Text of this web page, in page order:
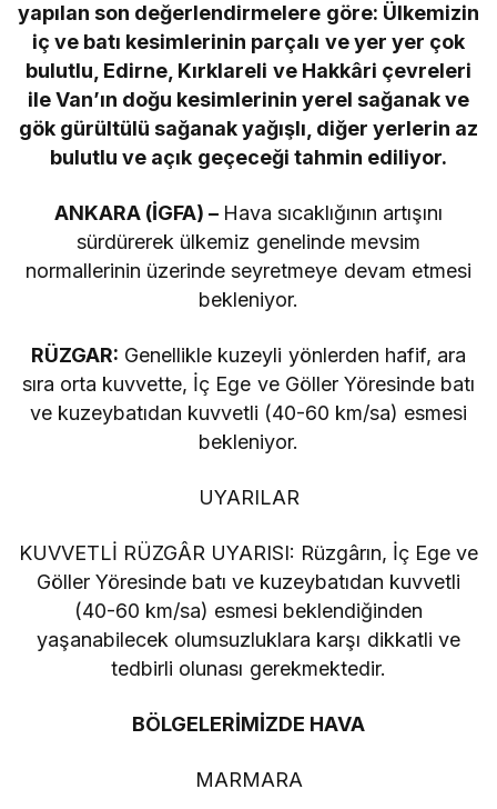
yapılan son değerlendirmelere göre: Ülkemizin
iç ve batı kesimlerinin parçalı ve yer yer çok
bulutlu, Edirne, Kırklareli ve Hakkâri çevreleri
ile Van’ın doğu kesimlerinin yerel sağanak ve
gök gürültülü sağanak yağışlı, diğer yerlerin az
bulutlu ve açık geçeceği tahmin ediliyor.
ANKARA (İGFA) – Hava sıcaklığının artışını
sürdürerek ülkemiz genelinde mevsim
normallerinin üzerinde seyretmeye devam etmesi
bekleniyor.
RÜZGAR: Genellikle kuzeyli yönlerden hafif, ara
sıra orta kuvvette, İç Ege ve Göller Yöresinde batı
ve kuzeybatıdan kuvvetli (40-60 km/sa) esmesi
bekleniyor.
UYARILAR
KUVVETLİ RÜZGÂR UYARISI: Rüzgârın, İç Ege ve
Göller Yöresinde batı ve kuzeybatıdan kuvvetli
(40-60 km/sa) esmesi beklendiğinden
yaşanabilecek olumsuzluklara karşı dikkatli ve
tedbirli olunası gerekmektedir.
BÖLGELERİMİZDE HAVA
MARMARA